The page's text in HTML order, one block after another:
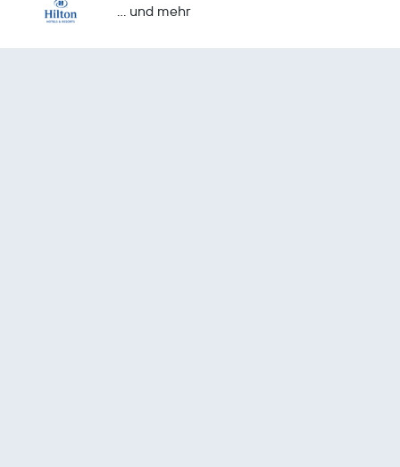
… und mehr